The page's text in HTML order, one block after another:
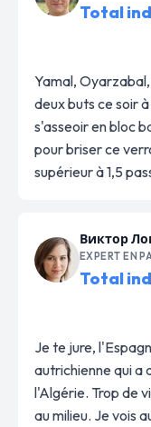
Total
Yamal,
deux buts ce soir
s'asseoir en bloc
pour briser ce
supérieur à 1,5
Виктор
EXPERT EN
Total
Je te jure,
autrichienne qui a
l'Algérie. Trop de
au milieu. Je vois